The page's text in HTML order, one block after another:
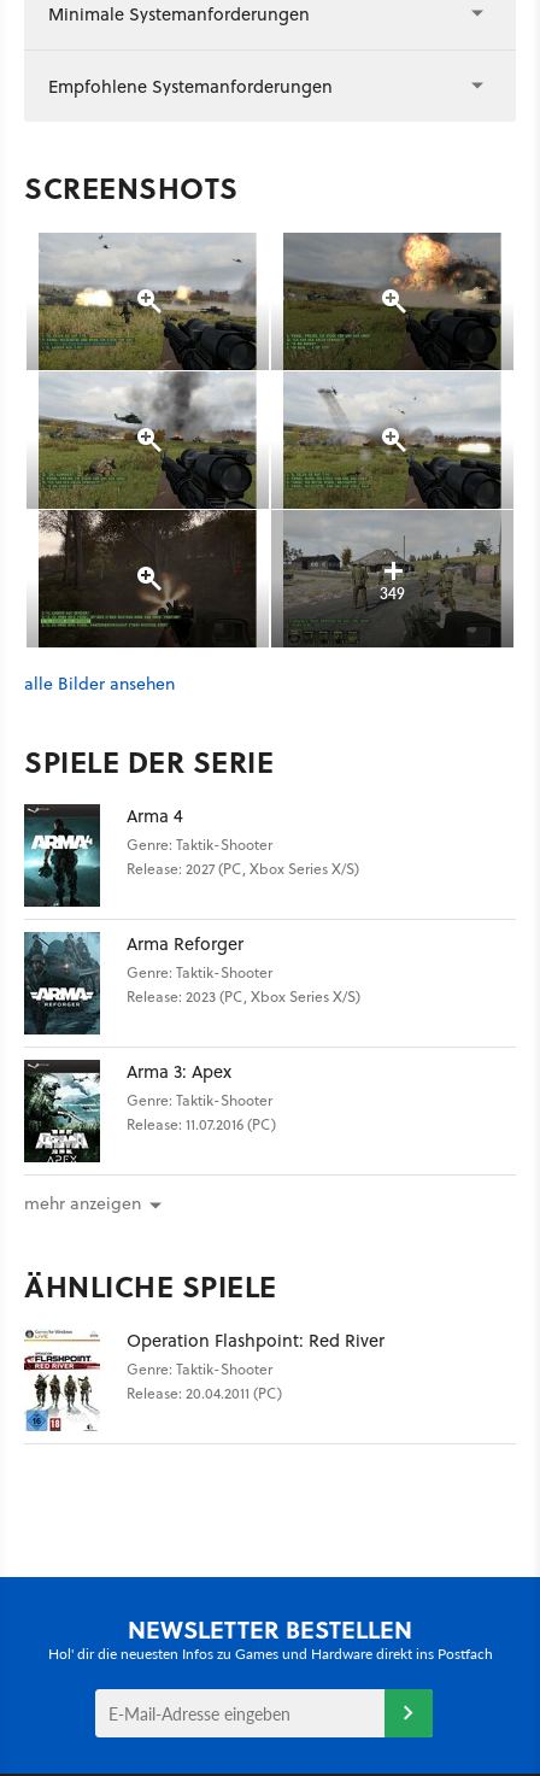
Minimale Systemanforderungen
Empfohlene Systemanforderungen
SCREENSHOTS
349
alle Bilder ansehen
SPIELE DER SERIE
Arma 4
Genre: Taktik-Shooter
Release: 2027 (PC, Xbox Series X/S)
Arma Reforger
Genre: Taktik-Shooter
Release: 2023 (PC, Xbox Series X/S)
Arma 3: Apex
Genre: Taktik-Shooter
Release: 11.07.2016 (PC)
mehr anzeigen
ÄHNLICHE SPIELE
Operation Flashpoint: Red River
Genre: Taktik-Shooter
Release: 20.04.2011 (PC)
NEWSLETTER BESTELLEN
Hol' dir die neuesten Infos zu Games und Hardware direkt ins Postfach